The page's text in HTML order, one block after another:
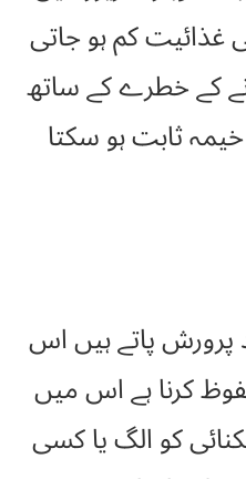
غذائیت کم ہو جاتی
کے خطرے کے ساتھ
ثابت ہو سکتا
پرورش پاتے ہیں اس
کرنا ہے اس میں
کو الگ یا کسی